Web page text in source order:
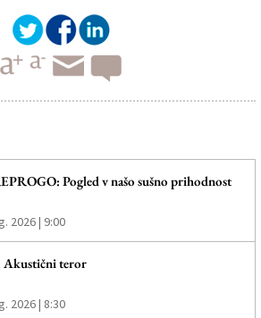
Pogled v našo sušno prihodnost
2026 | 9:00
Akustični teror
2026 | 8:30